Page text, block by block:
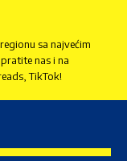
sa najvećim
nas i na
TikTok!